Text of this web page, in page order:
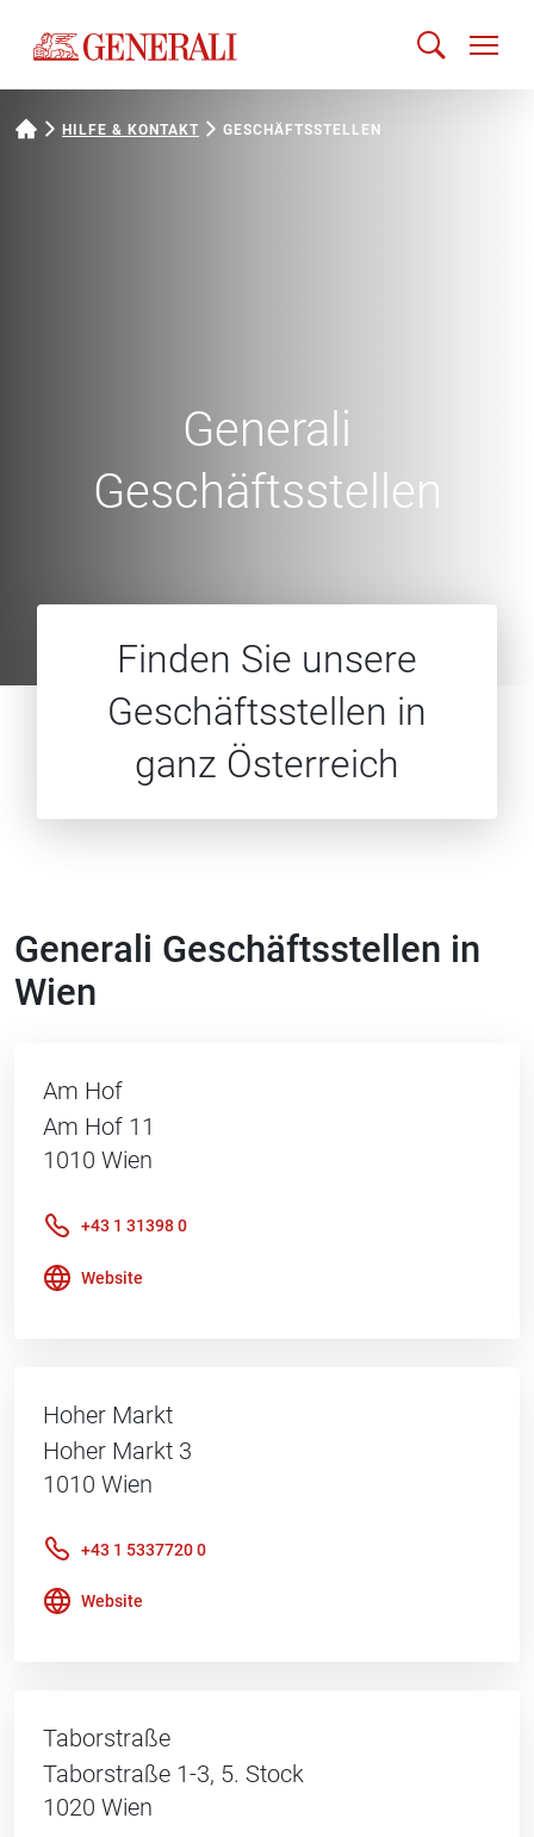
HILFE & KONTAKT GESCHÄFTSSTELLEN
Generali
Geschäftsstellen
Finden Sie unsere
Geschäfts­stellen in
ganz Österreich
Generali Geschäftsstellen in
Wien
Am Hof
Am Hof 11
1010 Wien
+43 1 31398 0
Website
Hoher Markt
Hoher Markt 3
1010 Wien
+43 1 5337720 0
Website
Taborstraße
Taborstraße 1-3, 5. Stock
1020 Wien